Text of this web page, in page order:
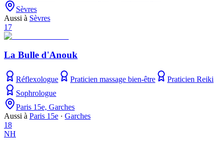
Sèvres
Aussi à Sèvres
17
La Bulle d'Anouk
Réflexologue Praticien massage bien-être
Praticien Reiki
Sophrologue
Paris 15e, Garches
Aussi à Paris 15e · Garches
18
NH